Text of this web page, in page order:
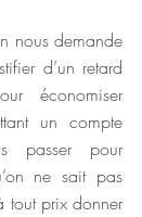
nous demande
d’un retard
économiser
un compte
passer pour
ne sait pas
tout prix donner